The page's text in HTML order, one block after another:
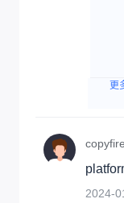
更
copyfire
2024-